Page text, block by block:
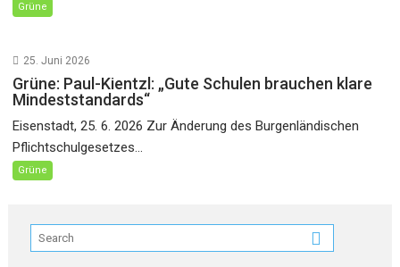
Grüne
25. Juni 2026
Grüne: Paul-Kientzl: „Gute Schulen brauchen klare
Mindeststandards“
Eisenstadt, 25. 6. 2026 Zur Änderung des Burgenländischen
Pflichtschulgesetzes...
Grüne